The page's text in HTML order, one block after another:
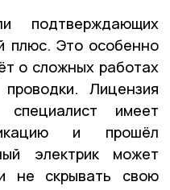
подтверждающих
плюс. Это особенно
о сложных работах
Лицензия
имеет
и прошёл
электрик может
не скрывать свою